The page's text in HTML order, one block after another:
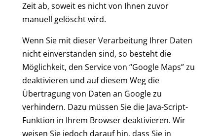
Zeit ab, soweit es nicht von Ihnen zuvor
manuell gelöscht wird.
Wenn Sie mit dieser Verarbeitung Ihrer Daten
nicht einverstanden sind, so besteht die
Möglichkeit, den Service von “Google Maps” zu
deaktivieren und auf diesem Weg die
Übertragung von Daten an Google zu
verhindern. Dazu müssen Sie die Java-Script-
Funktion in Ihrem Browser deaktivieren. Wir
weisen Sie jedoch darauf hin, dass Sie in